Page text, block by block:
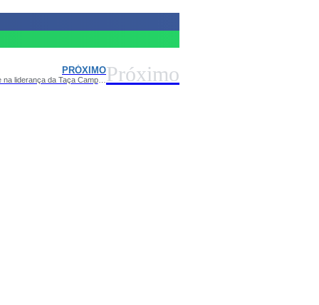
PRÓXIMO
Guarani das Malvinas vence fora de casa e encerra primeira fase na liderança da Taça Campina de Futebol Master Próximo